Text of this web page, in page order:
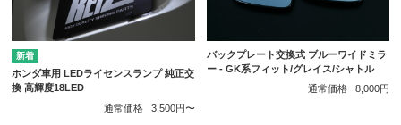
ホンダ車用 LEDライセンスランプ 純正交
換 高輝度18LED
通常価格
3,500円〜
バックプレート交換式 ブルーワイドミラ
ー - GK系フィット/グレイス/シャトル
通常価格
8,000円